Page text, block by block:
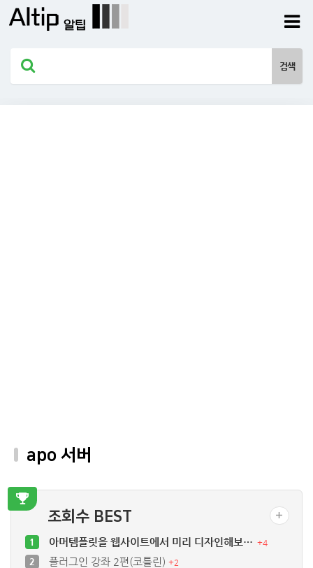
apo 서버
조회수 BEST
1 아머템플릿을 웹사이트에서 미리 디자인해보… +4
2 플러그인 강좌 2편(코틀린) +2